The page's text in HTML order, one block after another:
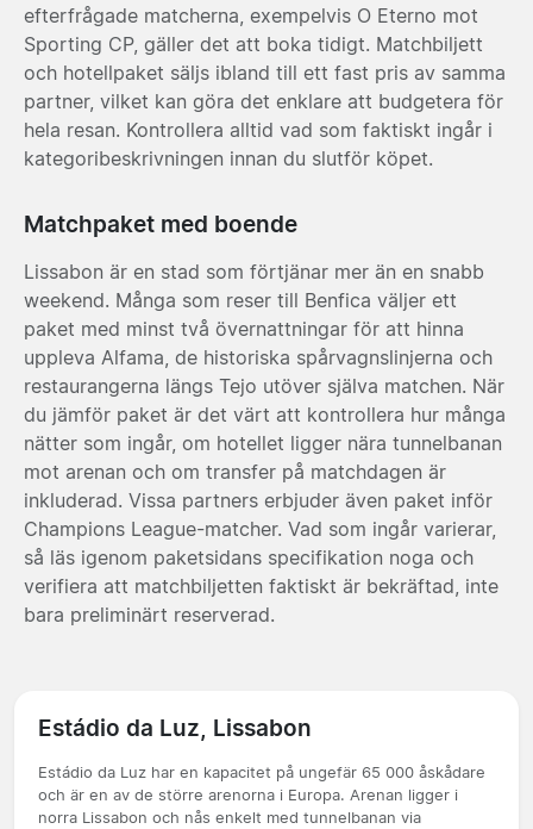
efterfrågade matcherna, exempelvis O Eterno mot
Sporting CP, gäller det att boka tidigt. Matchbiljett
och hotellpaket säljs ibland till ett fast pris av samma
partner, vilket kan göra det enklare att budgetera för
hela resan. Kontrollera alltid vad som faktiskt ingår i
kategoribeskrivningen innan du slutför köpet.
Matchpaket med boende
Lissabon är en stad som förtjänar mer än en snabb
weekend. Många som reser till Benfica väljer ett
paket med minst två övernattningar för att hinna
uppleva Alfama, de historiska spårvagnslinjerna och
restaurangerna längs Tejo utöver själva matchen. När
du jämför paket är det värt att kontrollera hur många
nätter som ingår, om hotellet ligger nära tunnelbanan
mot arenan och om transfer på matchdagen är
inkluderad. Vissa partners erbjuder även paket inför
Champions League-matcher. Vad som ingår varierar,
så läs igenom paketsidans specifikation noga och
verifiera att matchbiljetten faktiskt är bekräftad, inte
bara preliminärt reserverad.
Estádio da Luz, Lissabon
Estádio da Luz har en kapacitet på ungefär 65 000 åskådare
och är en av de större arenorna i Europa. Arenan ligger i
norra Lissabon och nås enkelt med tunnelbanan via